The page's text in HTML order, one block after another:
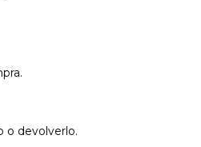
o devolverlo.